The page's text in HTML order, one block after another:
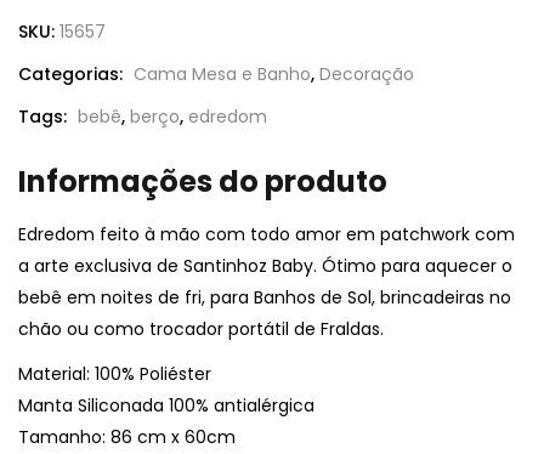
SKU: 15657
Categorias: Cama Mesa e Banho, Decoração
Tags: bebê, berço, edredom
Informações do produto
Edredom feito à mão com todo amor em patchwork com
a arte exclusiva de Santinhoz Baby. Ótimo para aquecer o
bebê em noites de fri, para Banhos de Sol, brincadeiras no
chão ou como trocador portátil de Fraldas.
Material: 100% Poliéster
Manta Siliconada 100% antialérgica
Tamanho: 86 cm x 60cm